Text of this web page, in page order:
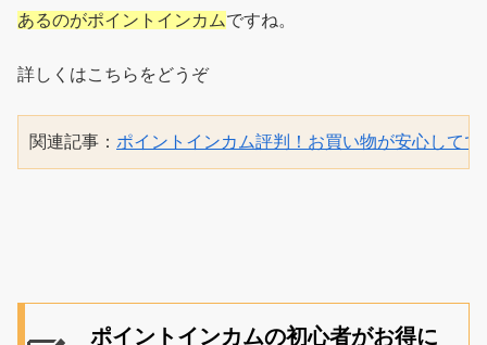
あるのがポイントインカムですね。
詳しくはこちらをどうぞ
関連記事： ポイントインカム評判！お買い物が安心して
ポイントインカムの初心者がお得に